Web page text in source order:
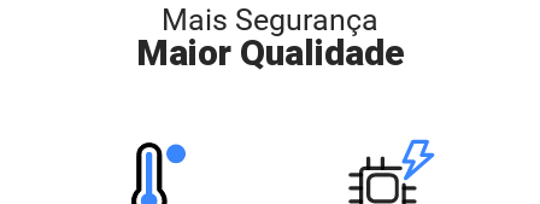
Mais Segurança
Maior Qualidade